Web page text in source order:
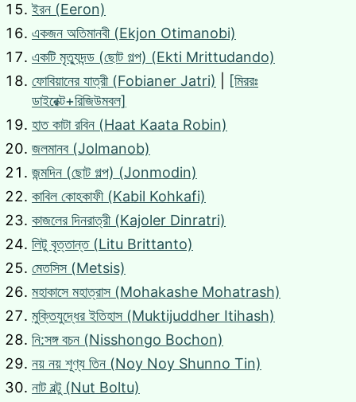
ইরন (Eeron)
একজন অতিমানবী (Ekjon Otimanobi)
একটি মৃত্যুদন্ড (ছোট গল্প) (Ekti Mrittudando)
ফোবিয়ানের যাত্রী (Fobianer Jatri)
[মিররঃ
ডাইরেক্ট+রিজিউমবল]
হাত কাটা রবিন (Haat Kaata Robin)
জলমানব (Jolmanob)
জন্মদিন (ছোট গল্প) (Jonmodin)
কাবিল কোহকাফী (Kabil Kohkafi)
কাজলের দিনরাত্রী (Kajoler Dinratri)
লিটু বৃত্তান্ত (Litu Brittanto)
মেতসিস (Metsis)
মহাকাসে মহাত্রাস (Mohakashe Mohatrash)
মুক্তিযুদ্ধের ইতিহাস (Muktijuddher Itihash)
নি:সঙ্গ বচন (Nisshongo Bochon)
নয় নয় শূণ্য তিন (Noy Noy Shunno Tin)
নাট বল্টু (Nut Boltu)